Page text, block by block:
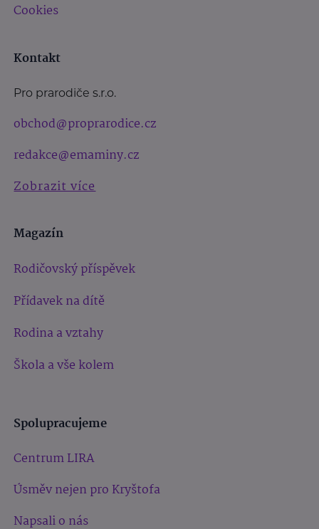
Cookies
Kontakt
Pro prarodiče s.r.o.
obchod@proprarodice.cz
redakce@emaminy.cz
Zobrazit více
Magazín
Rodičovský příspěvek
Přídavek na dítě
Rodina a vztahy
Škola a vše kolem
Spolupracujeme
Centrum LIRA
Úsměv nejen pro Kryštofa
Napsali o nás